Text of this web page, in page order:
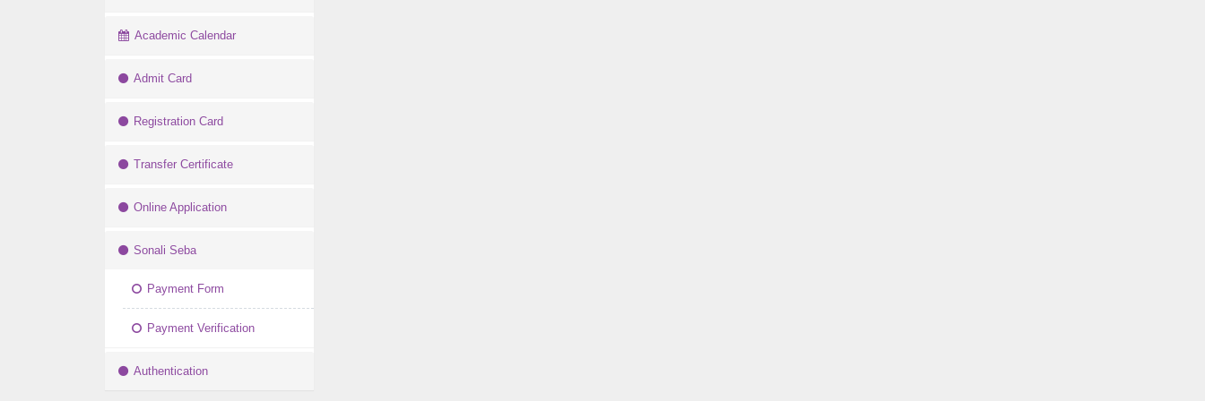
Academic Calendar
Admit Card
Registration Card
Transfer Certificate
Online Application
Sonali Seba
Payment Form
Payment Verification
Authentication